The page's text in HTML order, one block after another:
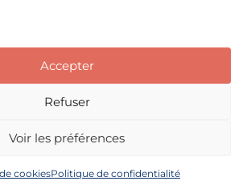
Accepter
Refuser
Voir les préférences
cookiesPolitique de confidentialité
:
Informations légales
Mentions légales